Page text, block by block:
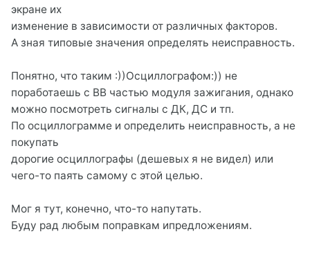
экране их
изменение в зависимости от различных факторов.
А зная типовые значения определять неисправность.
Понятно, что таким :))Осциллографом:)) не
поработаешь с ВВ частью модуля зажигания, однако
можно посмотреть сигналы с ДК, ДС и тп.
По осциллограмме и определить неисправность, а не
покупать
дорогие осциллографы (дешевых я не видел) или
чего-то паять самому с этой целью.
Мог я тут, конечно, что-то напутать.
Буду рад любым поправкам ипредложениям.